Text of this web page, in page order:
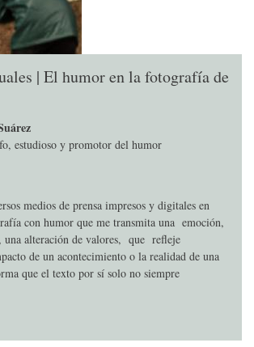
| El humor en la fotografía de
estudioso y promotor del humor
medios de prensa impresos y digitales en
con humor que me transmita una emoción,
una alteración de valores, que refleje
de un acontecimiento o la realidad de una
que el texto por sí solo no siempre